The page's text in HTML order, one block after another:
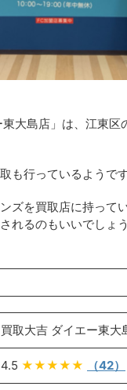
東大島店」は、江東区
も行っているようです
ズを買取店に持って
れるのもいいでしょう
買取大吉 ダイエー東大
4.5 ★★★★★ （42）